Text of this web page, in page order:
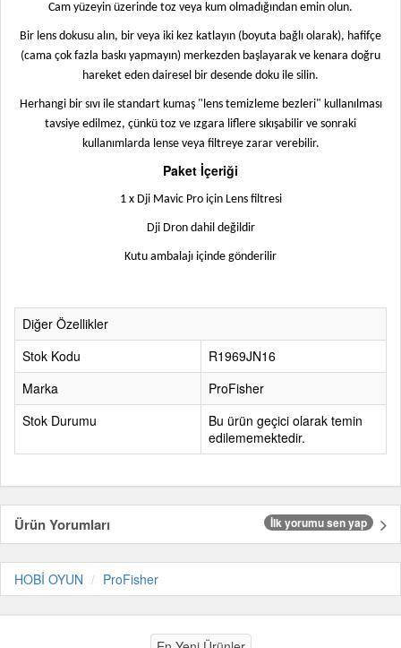
Cam yüzeyin üzerinde toz veya kum olmadığından emin olun.
Bir lens dokusu alın, bir veya iki kez katlayın (boyuta bağlı olarak), hafifçe
(cama çok fazla baskı yapmayın) merkezden başlayarak ve kenara doğru
hareket eden dairesel bir desende doku ile silin.
Herhangi bir sıvı ile standart kumaş "lens temizleme bezleri" kullanılması
tavsiye edilmez, çünkü toz ve ızgara liflere sıkışabilir ve sonraki
kullanımlarda lense veya filtreye zarar verebilir.
Paket İçeriği
1 x Dji Mavic Pro için Lens filtresi
Dji Dron dahil değildir
Kutu ambalajı içinde gönderilir
Diğer Özellikler
Stok Kodu
R1969JN16
Marka
ProFisher
Stok Durumu
Bu ürün geçici olarak temin
edilememektedir.
Ürün Yorumları İlk yorumu sen yap
HOBİ OYUN ProFisher